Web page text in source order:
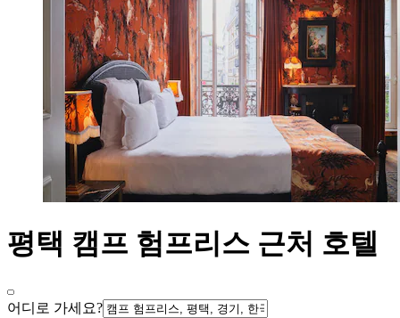
평택 캠프 험프리스 근처 호텔
어디로 가세요?